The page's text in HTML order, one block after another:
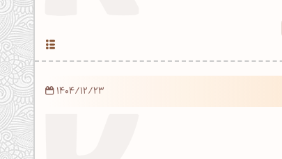
1404/12/23